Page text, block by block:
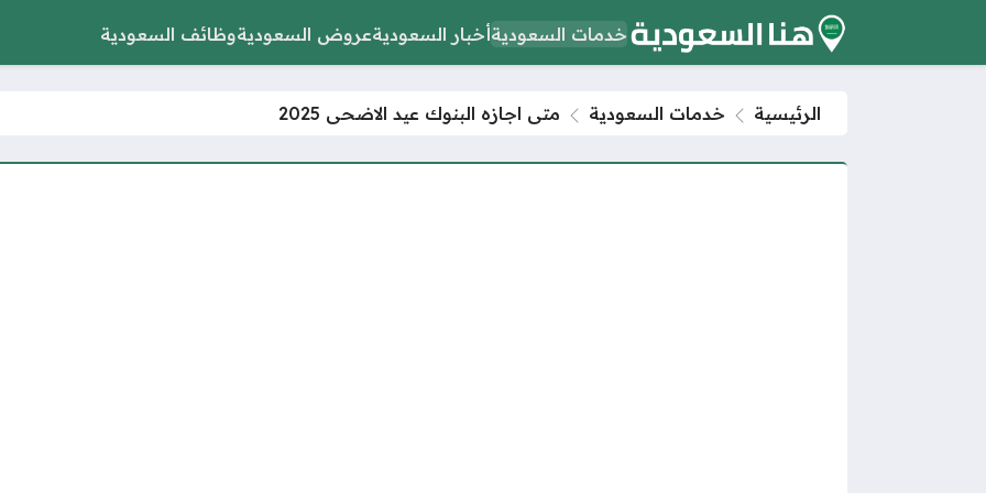
خدمات السعوديةأخبار السعوديةعروض السعوديةوظائف السعودية
الرئيسية خدمات السعودية متى اجازه البنوك عيد الاضحى 2025